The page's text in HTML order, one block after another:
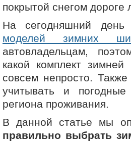
покрытой снегом дороге
На сегодняшний день
моделей зимних
автовладельцам,
какой комплект
совсем непросто.
учитывать и
региона проживания.
В данной статье мы
правильно выбрать